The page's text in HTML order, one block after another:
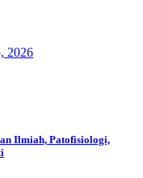
2026
Ilmiah, Patofisiologi,